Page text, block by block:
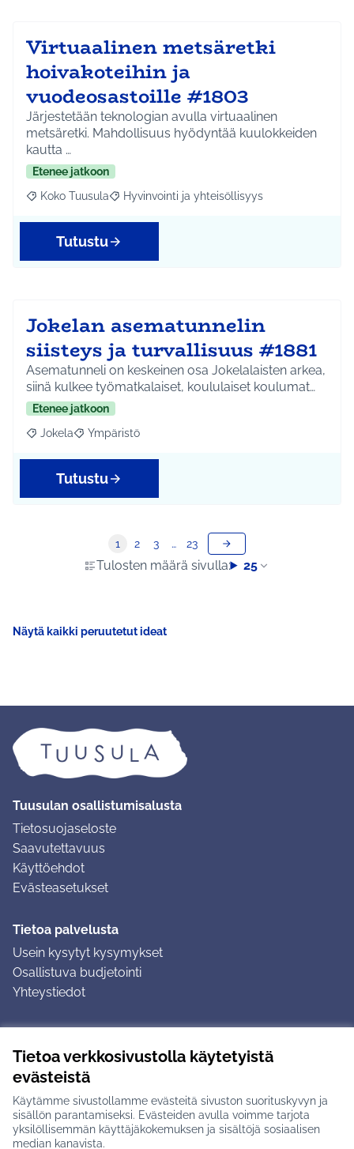
Tietoa verkkosivustolla käytetyistä
evästeistä
Käytämme sivustollamme evästeitä sivuston suorituskyvyn ja
sisällön parantamiseksi. Evästeiden avulla voimme tarjota
yksilöllisemmän käyttäjäkokemuksen ja sisältöjä sosiaalisen
median kanavista.
Virtuaalinen metsäretki
hoivakoteihin ja
vuodeosastoille #1803
Järjestetään teknologian avulla virtuaalinen
metsäretki. Mahdollisuus hyödyntää kuulokkeiden
kautta …
Etenee jatkoon
Rajaa tulokset aihepiirin mukaan: Koko Tuusula
Koko Tuusula Rajaa tulokset teeman mukaan: Hyvinvointi ja
Hyvinvointi ja yhteisöllisyys
Tutustu
Jokelan asematunnelin
siisteys ja turvallisuus #1881
Asematunneli on keskeinen osa Jokelalaisten arkea,
siinä kulkee työmatkalaiset, koululaiset koulumat…
Etenee jatkoon
Rajaa tulokset aihepiirin mukaan: Jokela
Jokela Rajaa tulokset teeman mukaan: Ympäristö
Ympäristö
Tutustu
Tulosten määrä sivulla: 25
1 2 3 … 23
Näytä kaikki peruutetut ideat
Tuusulan osallistumisalusta
Tietosuojaseloste
Saavutettavuus
Käyttöehdot
Evästeasetukset
Tietoa palvelusta
Usein kysytyt kysymykset
Osallistuva budjetointi
Yhteystiedot
Ohjeet kirjautumiseen
Ohjeet kommentin jättämiseen